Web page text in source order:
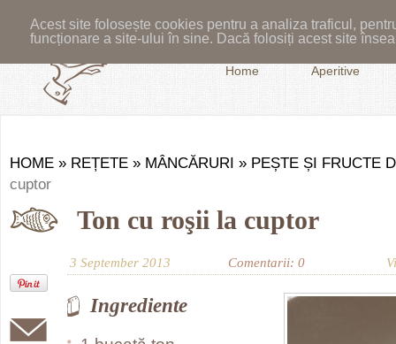
Acest site folosește cookies pentru a analiza traficul,
funcționare a site-ului în sine. Dacă folosiți acest site
Home Aperitive
HOME » REȚETE » MÂNCĂRURI » PEȘTE ȘI FRUCTE
cuptor
Ton cu roşii la cuptor
3 September 2013 Comentarii: 0
Ingrediente